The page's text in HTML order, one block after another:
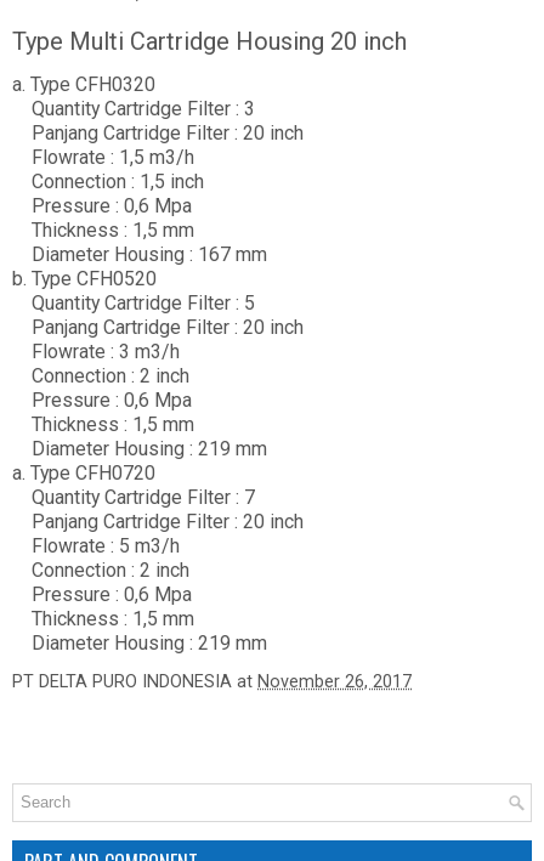
Type Multi Cartridge Housing 20 inch
a. Type CFH0320
Quantity Cartridge Filter : 3
Panjang Cartridge Filter : 20 inch
Flowrate : 1,5 m3/h
Connection : 1,5 inch
Pressure : 0,6 Mpa
Thickness : 1,5 mm
Diameter Housing : 167 mm
b. Type CFH0520
Quantity Cartridge Filter : 5
Panjang Cartridge Filter : 20 inch
Flowrate : 3 m3/h
Connection : 2 inch
Pressure : 0,6 Mpa
Thickness : 1,5 mm
Diameter Housing : 219 mm
a. Type CFH0720
Quantity Cartridge Filter : 7
Panjang Cartridge Filter : 20 inch
Flowrate : 5 m3/h
Connection : 2 inch
Pressure : 0,6 Mpa
Thickness : 1,5 mm
Diameter Housing : 219 mm
PT DELTA PURO INDONESIA at November 26, 2017